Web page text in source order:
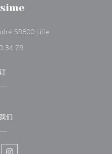
59800 Lille
34 79
们